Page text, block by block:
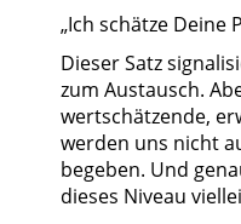
„Ich schätze Deine
Dieser Satz
zum Austausch.
wertschätzende,
werden uns nicht
begeben. Und
dieses Niveau